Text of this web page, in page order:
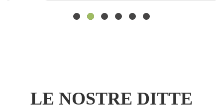
Z-
LE NOSTRE DITTE